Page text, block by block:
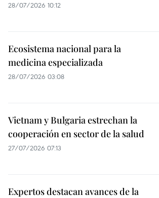
28/07/2026 10:12
Ecosistema nacional para la
medicina especializada
28/07/2026 03:08
Vietnam y Bulgaria estrechan la
cooperación en sector de la salud
27/07/2026 07:13
Expertos destacan avances de la